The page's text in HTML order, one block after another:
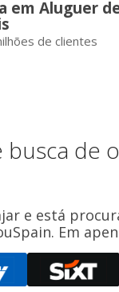
em Aluguer
de clientes
de
e está
Em